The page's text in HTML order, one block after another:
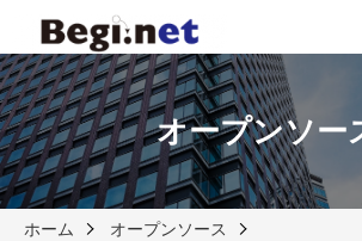
オープンソー
ホーム
オープンソース